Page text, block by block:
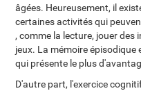
âgées. Heureusement, il
certaines activités qui
, comme la lecture, jouer
jeux. La mémoire
qui présente le plus
D'autre part, l'exercice